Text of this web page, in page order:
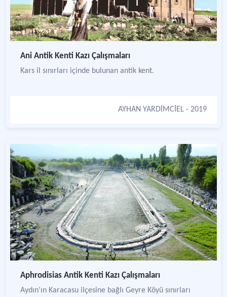
Ani Antik Kenti Kazı Çalışmaları
Kars il sınırları içinde bulunan antik kent.
AYHAN YARDİMCİEL - 2019
Aphrodisias Antik Kenti Kazı Çalışmaları
Aydın’ın Karacasu ilçesine bağlı Geyre Köyü sınırları